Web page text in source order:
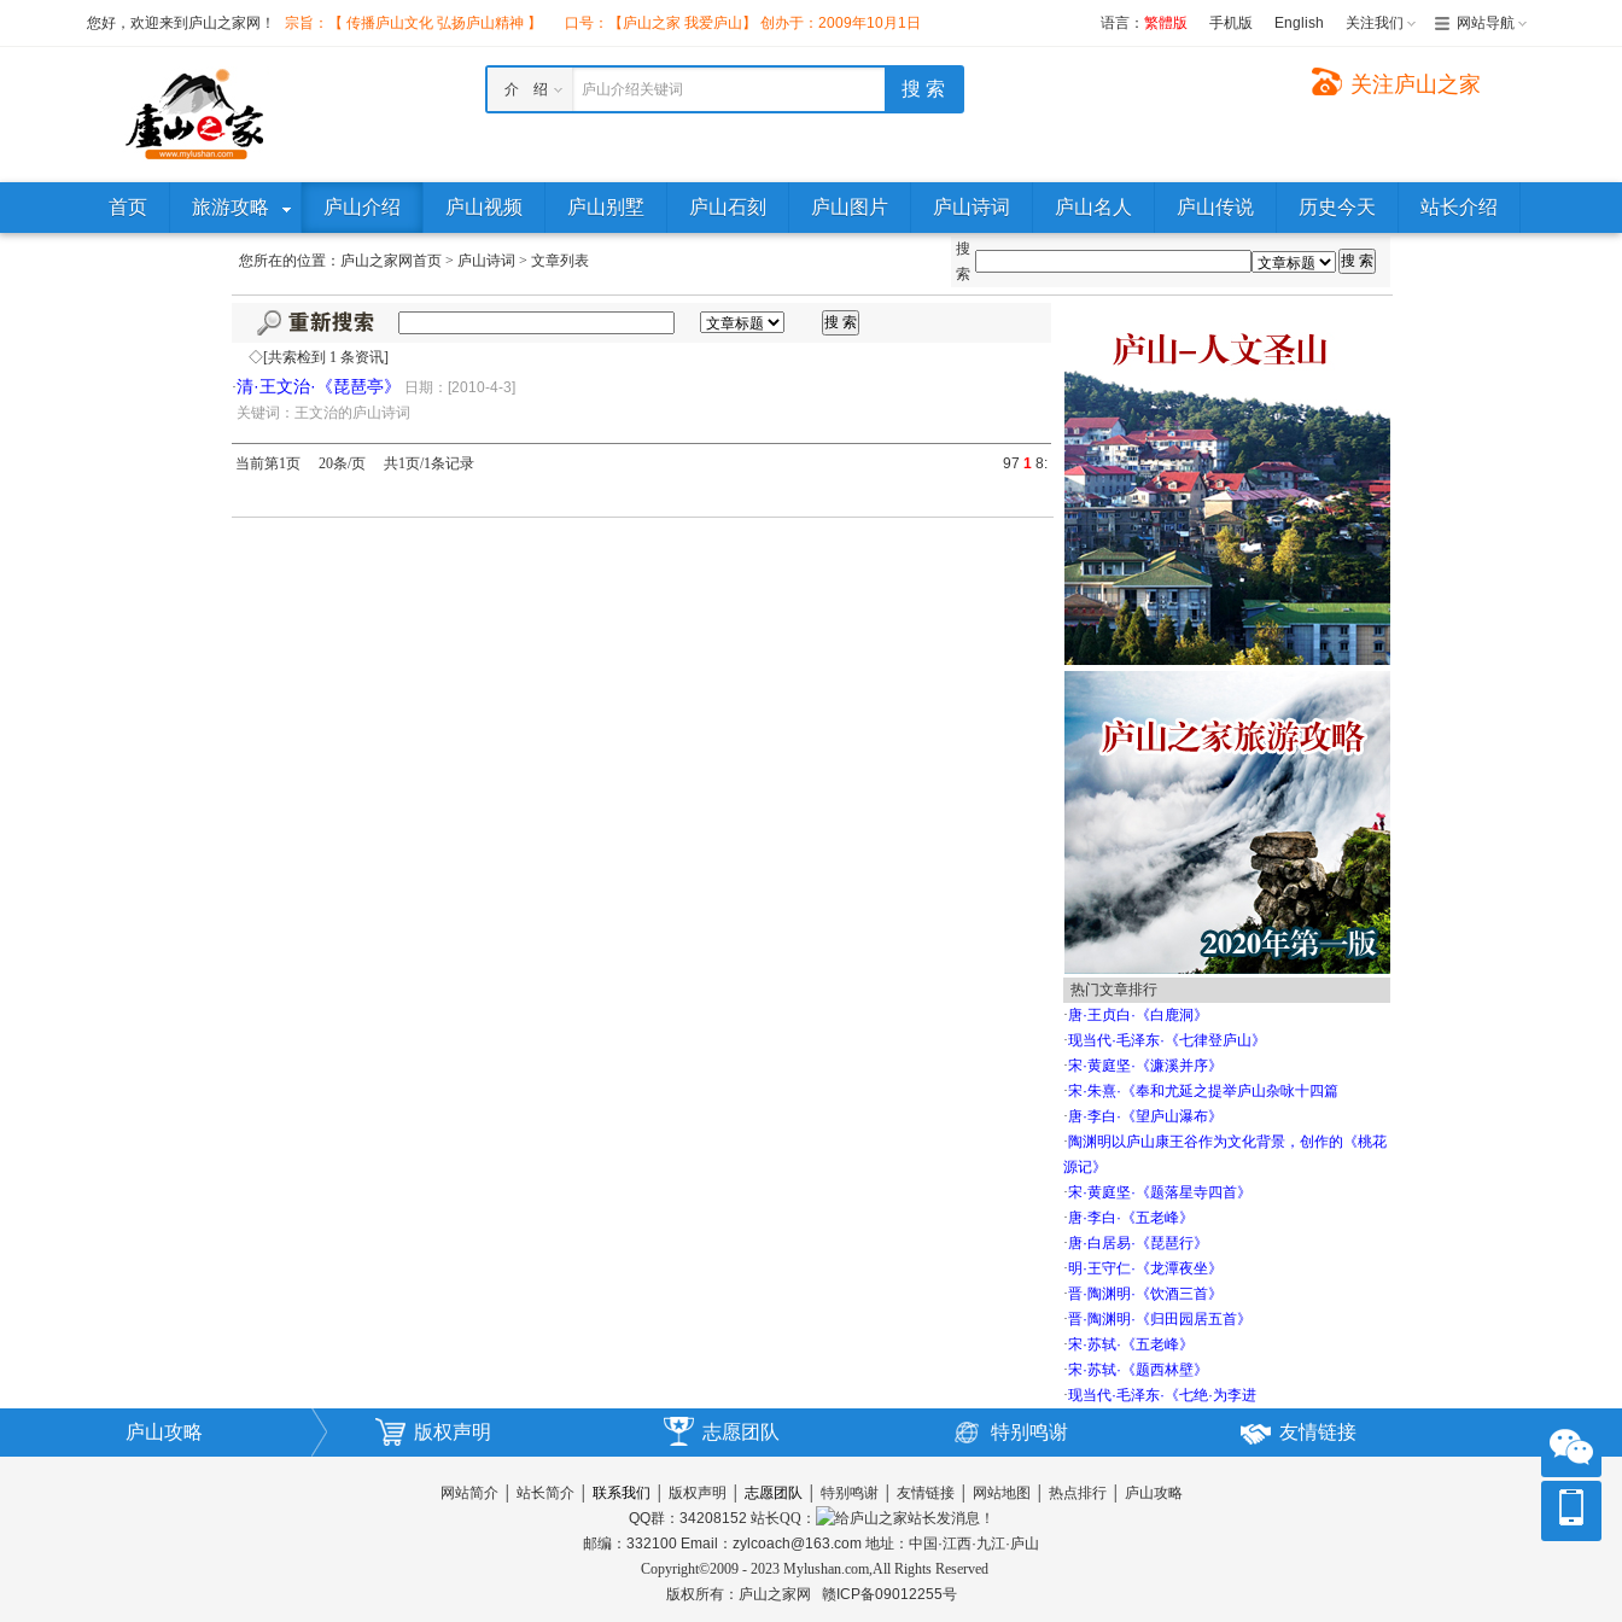
您好，欢迎来到庐山之家网！ 宗旨：【 传播庐山文化 弘扬庐山精神 】 口号：【庐山之家 我爱庐山】 创办于：2009年10月1日 语言： 繁體版 手机版 English 关注我们 网站导航
庐山介绍关键词
介 绍 关注庐山之家
首页 旅游攻略 庐山介绍 庐山视频 庐山别墅 庐山石刻 庐山图片 庐山诗词 庐山名人 庐山传说 历史今天 站长介绍
您所在的位置： 庐山之家网首页 > 庐山诗词 > 文章列表
搜
索
◇[共索检到 1 条资讯]
·清·王文治·《琵琶亭》
日期：[2010-4-3]
关键词：王文治的庐山诗词
当前第1页 20条/页 共1页/1条记录 97 1 8:
热门文章排行
·唐·王贞白·《白鹿洞》
·现当代·毛泽东·《七律登庐山》
·宋·黄庭坚·《濂溪并序》
·宋·朱熹·《奉和尤延之提举庐山杂咏十四篇
·唐·李白·《望庐山瀑布》
·陶渊明以庐山康王谷作为文化背景，创作的《桃花
源记》
·宋·黄庭坚·《题落星寺四首》
·唐·李白·《五老峰》
·唐·白居易·《琵琶行》
·明·王守仁·《龙潭夜坐》
·晋·陶渊明·《饮酒三首》
·晋·陶渊明·《归田园居五首》
·宋·苏轼·《五老峰》
·宋·苏轼·《题西林壁》
·现当代·毛泽东·《七绝·为李进
庐山攻略 版权声明 志愿团队 特别鸣谢 友情链接
网站简介│ 站长简介│ 联系我们 版权声明 志愿团队 特别鸣谢│ 友情链接│ 网站地图 热点排行│
庐山攻略
QQ群：34208152 站长QQ：
邮编：332100 Email：zylcoach@163.com 地址：中国·江西·九江·庐山
Copyright©2009 - 2023 Mylushan.com,All Rights Reserved
版权所有： 庐山之家网 赣ICP备09012255号